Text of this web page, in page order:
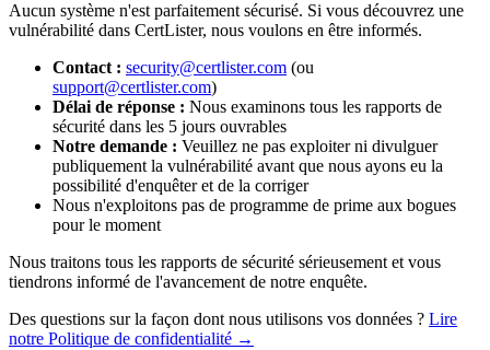
Aucun système n'est parfaitement sécurisé. Si vous découvrez une
vulnérabilité dans CertLister, nous voulons en être informés.
Contact : security@certlister.com (ou
support@certlister.com)
Délai de réponse : Nous examinons tous les rapports de
sécurité dans les 5 jours ouvrables
Notre demande : Veuillez ne pas exploiter ni divulguer
publiquement la vulnérabilité avant que nous ayons eu la
possibilité d'enquêter et de la corriger
Nous n'exploitons pas de programme de prime aux bogues
pour le moment
Nous traitons tous les rapports de sécurité sérieusement et vous
tiendrons informé de l'avancement de notre enquête.
Des questions sur la façon dont nous utilisons vos données ? Lire
notre Politique de confidentialité →